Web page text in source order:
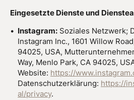
Eingesetzte Dienste und
Instagram: Soziales Netzwerk;
Instagram Inc., 1601 Willow
94025, USA,
Way, Menlo Park, CA 94025,
Website: https://
Datenschutzerklärung: https://
al/privacy.